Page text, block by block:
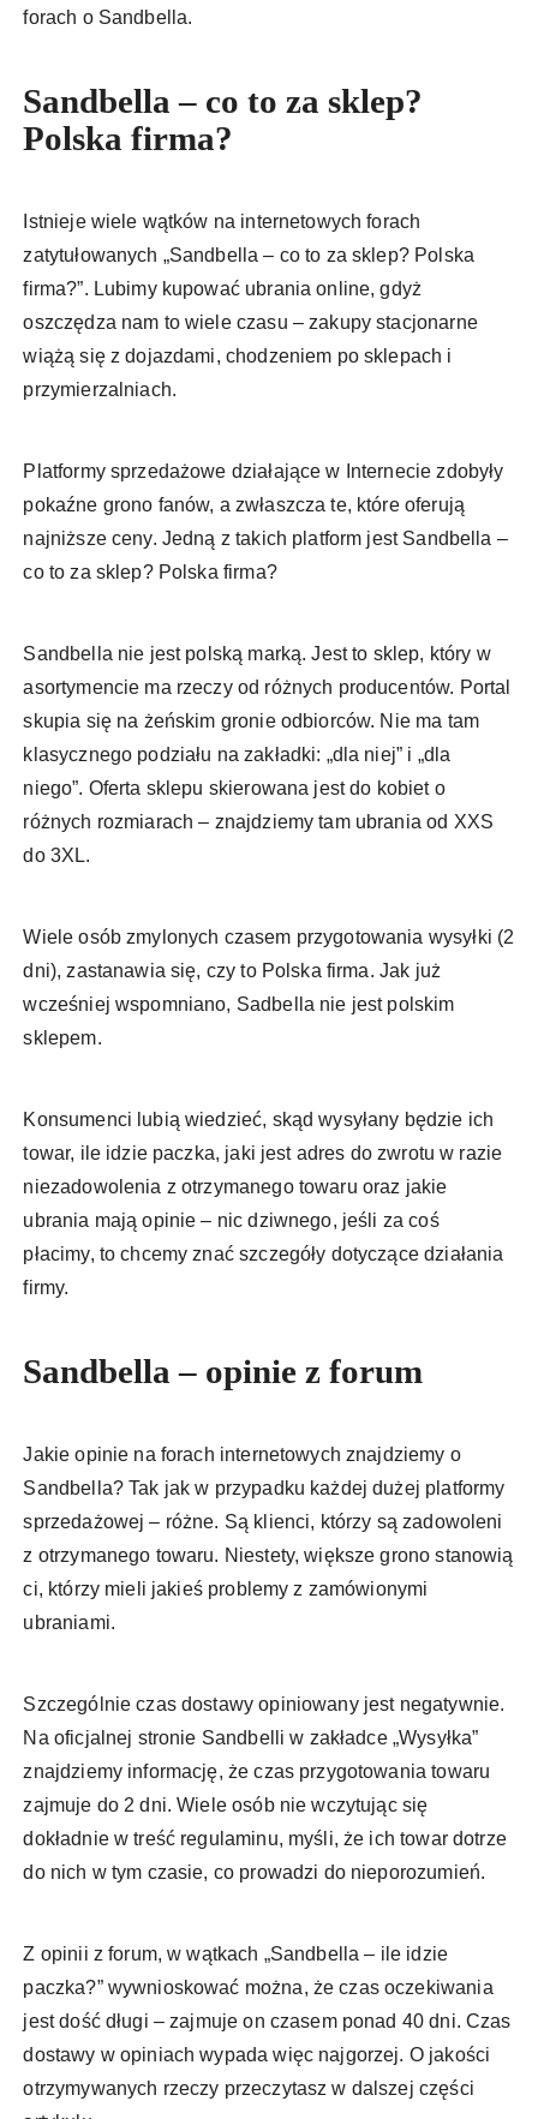
forach o Sandbella.
Sandbella – co to za sklep?
Polska firma?
Istnieje wiele wątków na internetowych forach
zatytułowanych „Sandbella – co to za sklep? Polska
firma?”. Lubimy kupować ubrania online, gdyż
oszczędza nam to wiele czasu – zakupy stacjonarne
wiążą się z dojazdami, chodzeniem po sklepach i
przymierzalniach.
Platformy sprzedażowe działające w Internecie zdobyły
pokaźne grono fanów, a zwłaszcza te, które oferują
najniższe ceny. Jedną z takich platform jest Sandbella –
co to za sklep? Polska firma?
Sandbella nie jest polską marką. Jest to sklep, który w
asortymencie ma rzeczy od różnych producentów. Portal
skupia się na żeńskim gronie odbiorców. Nie ma tam
klasycznego podziału na zakładki: „dla niej” i „dla
niego”. Oferta sklepu skierowana jest do kobiet o
różnych rozmiarach – znajdziemy tam ubrania od XXS
do 3XL.
Wiele osób zmylonych czasem przygotowania wysyłki (2
dni), zastanawia się, czy to Polska firma. Jak już
wcześniej wspomniano, Sadbella nie jest polskim
sklepem.
Konsumenci lubią wiedzieć, skąd wysyłany będzie ich
towar, ile idzie paczka, jaki jest adres do zwrotu w razie
niezadowolenia z otrzymanego towaru oraz jakie
ubrania mają opinie – nic dziwnego, jeśli za coś
płacimy, to chcemy znać szczegóły dotyczące działania
firmy.
Sandbella – opinie z forum
Jakie opinie na forach internetowych znajdziemy o
Sandbella? Tak jak w przypadku każdej dużej platformy
sprzedażowej – różne. Są klienci, którzy są zadowoleni
z otrzymanego towaru. Niestety, większe grono stanowią
ci, którzy mieli jakieś problemy z zamówionymi
ubraniami.
Szczególnie czas dostawy opiniowany jest negatywnie.
Na oficjalnej stronie Sandbelli w zakładce „Wysyłka”
znajdziemy informację, że czas przygotowania towaru
zajmuje do 2 dni. Wiele osób nie wczytując się
dokładnie w treść regulaminu, myśli, że ich towar dotrze
do nich w tym czasie, co prowadzi do nieporozumień.
Z opinii z forum, w wątkach „Sandbella – ile idzie
paczka?” wywnioskować można, że czas oczekiwania
jest dość długi – zajmuje on czasem ponad 40 dni. Czas
dostawy w opiniach wypada więc najgorzej. O jakości
otrzymywanych rzeczy przeczytasz w dalszej części